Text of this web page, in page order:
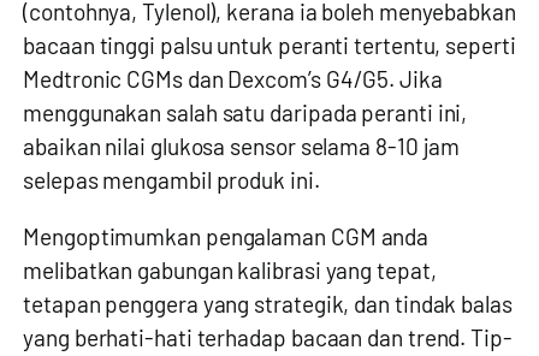
(contohnya, Tylenol), kerana ia boleh menyebabkan
bacaan tinggi palsu untuk peranti tertentu, seperti
Medtronic CGMs dan Dexcom’s G4/G5. Jika
menggunakan salah satu daripada peranti ini,
abaikan nilai glukosa sensor selama 8-10 jam
selepas mengambil produk ini.
Mengoptimumkan pengalaman CGM anda
melibatkan gabungan kalibrasi yang tepat,
tetapan penggera yang strategik, dan tindak balas
yang berhati-hati terhadap bacaan dan trend. Tip-